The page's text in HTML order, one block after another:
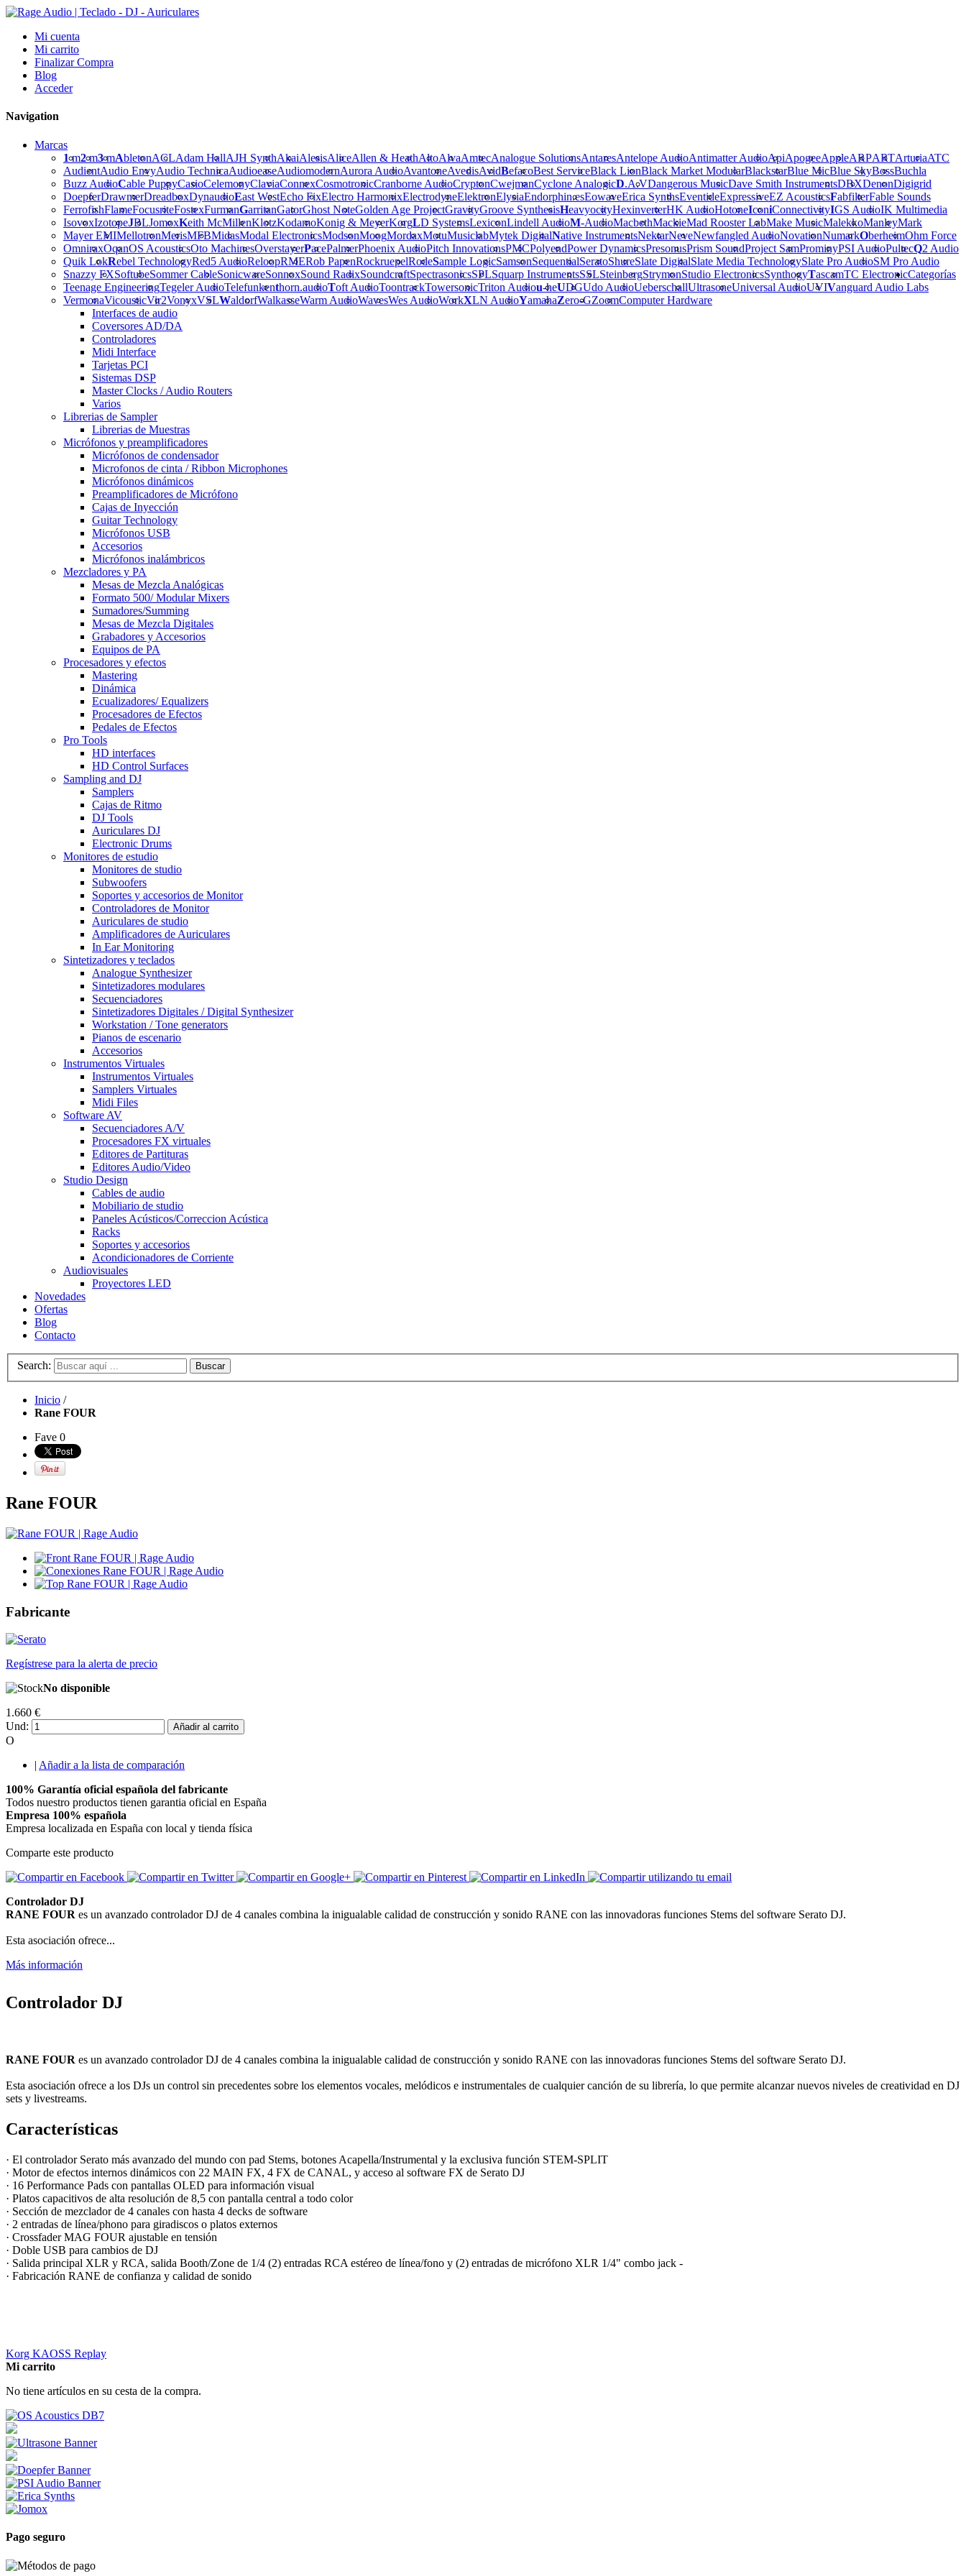
Mi cuenta
Mi carrito
Finalizar Compra
Blog
Acceder
Navigation
Marcas
1m2m3mAbletonACLAdam HallAJH SynthAkaiAlesisAliceAllen & HeathAltoAlvaAmtecAnalogue SolutionsAntaresAntelope AudioAntimatter AudioApiApogeeAppleARPARTArturiaATC
AudientAudio EnvyAudio TechnicaAudioeaseAudiomodernAurora AudioAvantoneAvedisAvidBefacoBest ServiceBlack LionBlack Market ModularBlackstarBlue MicBlue SkyBossBuchla
Buzz AudioCable PuppyCasioCelemonyClaviaConnexCosmotronicCranborne AudioCryptonCwejmanCyclone AnalogicD.A.VDangerous MusicDave Smith InstrumentsDBXDenonDigigrid
DoepferDrawmerDreadboxDynaudioEast WestEcho FixElectro HarmonixElectrodyneElektronElysiaEndorphin.esEowaveErica SynthsEventideExpressiveEZ AcousticsFabfilterFable Sounds
FerrofishFlameFocusriteFostexFurmanGarritanGatorGhost NoteGolden Age ProjectGravityGroove SynthesisHeavyocityHexinverterHK AudioHotoneIconiConnectivityIGS AudioIK Multimedia
IsovoxIzotopeJBLJomoxKeith McMillenKlotzKodamoKonig & MeyerKorgLD SystemsLexiconLindell AudioM-AudioMacbethMackieMad Rooster LabMake MusicMalekkoManleyMark
Mayer EMIMellotronMerisMFBMidasModal ElectronicsModsonMoogMordaxMotuMusiclabMytek DigitalNative InstrumentsNektarNeveNewfangled AudioNovationNumarkOberheimOhm Force
OmniraxOqanOS AcousticsOto MachinesOverstayerPacePalmerPhoenix AudioPitch InnovationsPMCPolyendPower DynamicsPresonusPrism SoundProject SamProminyPSI AudioPultecQ2 Audio
Quik LokRebel TechnologyRed5 AudioReloopRMERob PapenRockruepelRodeSample LogicSamsonSequentialSeratoShureSlate DigitalSlate Media TechnologySlate Pro AudioSM Pro Audio
Snazzy FXSoftubeSommer CableSonicwareSonnoxSound RadixSoundcraftSpectrasonicsSPLSquarp InstrumentsSSLSteinbergStrymonStudio ElectronicsSynthogyTascamTC Electronic
Teenage EngineeringTegeler AudioTelefunkenthorn.audioToft AudioToontrackTowersonicTriton Audiou-heUDGUdo AudioUeberschallUltrasoneUniversal AudioUVIVanguard Audio Labs
VermonaVicousticVir2VonyxVSLWaldorfWalkasseWarm AudioWavesWes AudioWorkXLN AudioYamahaZero-GZoom
Categorías
Computer Hardware
Interfaces de audio
Coversores AD/DA
Controladores
Midi Interface
Tarjetas PCI
Sistemas DSP
Master Clocks / Audio Routers
Varios
Librerias de Sampler
Librerias de Muestras
Micrófonos y preamplificadores
Micrófonos de condensador
Microfonos de cinta / Ribbon Microphones
Micrófonos dinámicos
Preamplificadores de Micrófono
Cajas de Inyección
Guitar Technology
Micrófonos USB
Accesorios
Micrófonos inalámbricos
Mezcladores y PA
Mesas de Mezcla Analógicas
Formato 500/ Modular Mixers
Sumadores/Summing
Mesas de Mezcla Digitales
Grabadores y Accesorios
Equipos de PA
Procesadores y efectos
Mastering
Dinámica
Ecualizadores/ Equalizers
Procesadores de Efectos
Pedales de Efectos
Pro Tools
HD interfaces
HD Control Surfaces
Sampling and DJ
Samplers
Cajas de Ritmo
DJ Tools
Auriculares DJ
Electronic Drums
Monitores de estudio
Monitores de studio
Subwoofers
Soportes y accesorios de Monitor
Controladores de Monitor
Auriculares de studio
Amplificadores de Auriculares
In Ear Monitoring
Sintetizadores y teclados
Analogue Synthesizer
Sintetizadores modulares
Secuenciadores
Sintetizadores Digitales / Digital Synthesizer
Workstation / Tone generators
Pianos de escenario
Accesorios
Instrumentos Virtuales
Instrumentos Virtuales
Samplers Virtuales
Midi Files
Software AV
Secuenciadores A/V
Procesadores FX virtuales
Editores de Partituras
Editores Audio/Video
Studio Design
Cables de audio
Mobiliario de studio
Paneles Acústicos/Correccion Acústica
Racks
Soportes y accesorios
Acondicionadores de Corriente
Audiovisuales
Proyectores LED
Novedades
Ofertas
Blog
Contacto
Search: Buscar
Inicio /
Rane FOUR
Fave 0
Rane FOUR
Fabricante
Regístrese para la alerta de precio
No disponible
1.660 €
Und:
Añadir al carrito
O
| Añadir a la lista de comparación
100% Garantía oficial española del fabricante
Todos nuestro productos tienen garantia oficial en España
Empresa 100% española
Empresa localizada en España con local y tienda física
Comparte este producto
Controlador DJ
RANE FOUR es un avanzado controlador DJ de 4 canales combina la inigualable calidad de construcción y sonido RANE con las innovadoras funciones Stems del software Serato DJ.
Esta asociación ofrece...
Más información
Controlador DJ
RANE FOUR es un avanzado controlador DJ de 4 canales combina la inigualable calidad de construcción y sonido RANE con las innovadoras funciones Stems del software Serato DJ.
Esta asociación ofrece a los DJs un control sin precedentes sobre los elementos vocales, melódicos e instrumentales de cualquier canción de su librería, lo que permite alcanzar nuevos niveles de creatividad en DJ
sets y livestreams.
Características
· El controlador Serato más avanzado del mundo con pad Stems, botones Acapella/Instrumental y la exclusiva función STEM-SPLIT
· Motor de efectos internos dinámicos con 22 MAIN FX, 4 FX de CANAL, y acceso al software FX de Serato DJ
· 16 Performance Pads con pantallas OLED para información visual
· Platos capacitivos de alta resolución de 8,5 con pantalla central a todo color
· Sección de mezclador de 4 canales con hasta 4 decks de software
· 2 entradas de línea/phono para giradiscos o platos externos
· Crossfader MAG FOUR ajustable en tensión
· Doble USB para cambios de DJ
· Salida principal XLR y RCA, salida Booth/Zone de 1/4 (2) entradas RCA estéreo de línea/fono y (2) entradas de micrófono XLR 1/4" combo jack -
· Fabricación RANE de confianza y calidad de sonido
Korg KAOSS Replay
Mi carrito
No tiene artículos en su cesta de la compra.
Pago seguro